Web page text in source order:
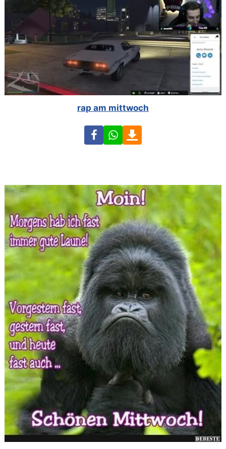
rap am mittwoch
FacebookWhatsApp